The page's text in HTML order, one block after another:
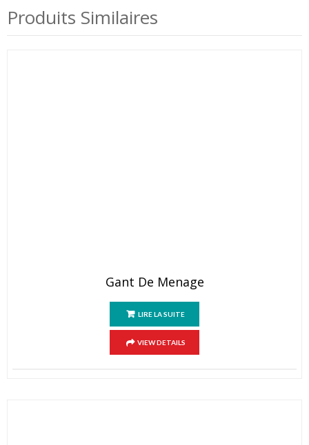
Produits Similaires
Gant De Menage
LIRE LA SUITE
VIEW DETAILS